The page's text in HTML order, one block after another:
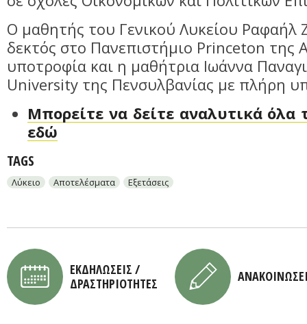
Ο μαθητής του Γενικού Λυκείου Ραφαήλ
δεκτός στο Πανεπιστήμιο Princeton της
υποτροφία και η μαθήτρια Ιωάννα
University της Πενσυλβανίας με πλήρη
Μπορείτε να δείτε αναλυτικά όλα
εδώ
TAGS
Λύκειο Αποτελέσματα Εξετάσεις
ΕΚΔΗΛΩΣΕΙΣ /
ΔΡΑΣΤΗΡΙΟΤΗΤΕΣ